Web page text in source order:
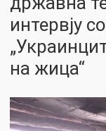
интервју
на жица“